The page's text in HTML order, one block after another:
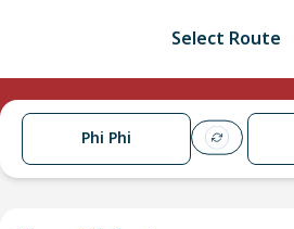
Select Route
Phi Phi